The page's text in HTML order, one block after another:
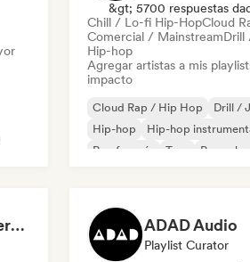
&gt; 5700 respuestas
Chill / Lo-fi Hip-HopCloud
Comercial / MainstreamDrill
Hip-hop
Agregar artistas a mis
impacto
Cloud Rap / Hip Hop
Drill /
Hip-hop
Hip-hop
Rap francés
Trap
Pop
Dreamers Island Entertainment ADAD Audio
Playlist Curator